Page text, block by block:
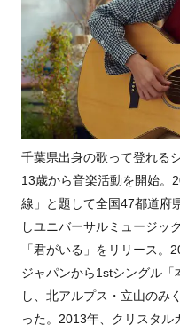
千葉県出身の歌って登れる
13歳から音楽活動を開始。
線」と題して全国47都道府
しユニバーサルミュージッ
「君がいる」をリリース。
ジャパンから1stシングル
し、北アルプス・立山のみ
った。2013年、クリスタル